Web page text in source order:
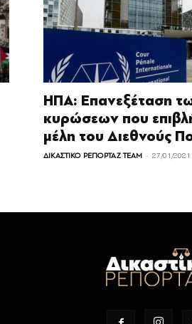
ΗΠΑ: Επανεξέταση
κυρώσεων που
μέλη του Διεθνούς
ΔΙΚΑΣΤΙΚΟ ΡΕΠΟΡΤΑΖ TEAM - 27/01/2021